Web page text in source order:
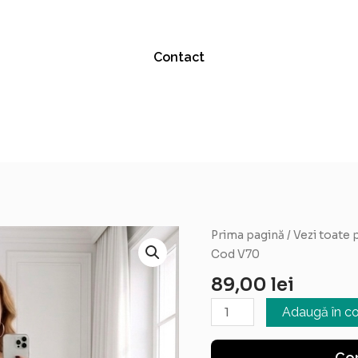
Contact
Prima pagină /Vezi toate
Cod V70
89,00 lei
Cantitate
Rochie
Maria
Cod
V70
Adaugă în